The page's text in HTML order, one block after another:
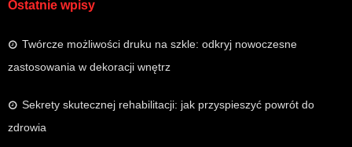
Ostatnie wpisy
Twórcze możliwości druku na szkle: odkryj nowoczesne
zastosowania w dekoracji wnętrz
Sekrety skutecznej rehabilitacji: jak przyspieszyć powrót do
zdrowia